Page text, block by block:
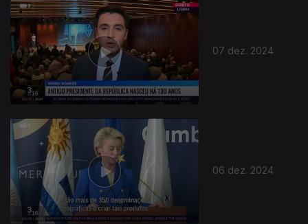
07 dez. 2024
06 dez. 2024